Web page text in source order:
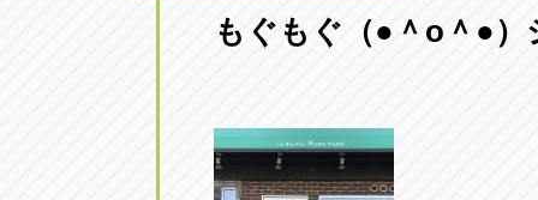
もぐもぐ（●＾o＾●）